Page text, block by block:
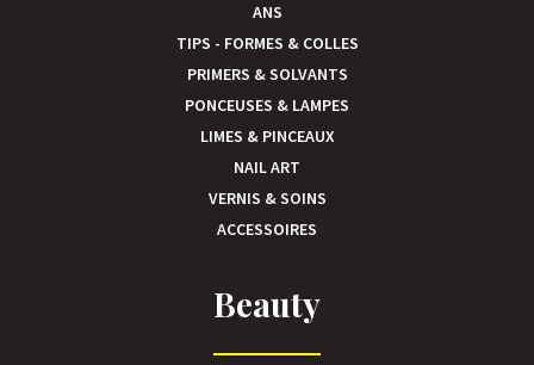
ANS
TIPS - FORMES & COLLES
PRIMERS & SOLVANTS
PONCEUSES & LAMPES
LIMES & PINCEAUX
NAIL ART
VERNIS & SOINS
ACCESSOIRES
Beauty